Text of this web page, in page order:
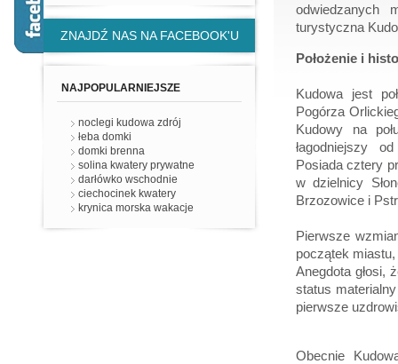
ZNAJDŹ NAS NA FACEBOOK'U
NAJPOPULARNIEJSZE
noclegi kudowa zdrój
łeba domki
domki brenna
solina kwatery prywatne
darłówko wschodnie
ciechocinek kwatery
krynica morska wakacje
odwiedzanych
turystyczna
Położenie i
Kudowa jest
Pogórza
Kudowy na
łagodniejszy
Posiada cztery
w dzielnicy
Brzozowice i
Pierwsze
początek
Anegdota głosi,
status
pierwsze
Obecnie